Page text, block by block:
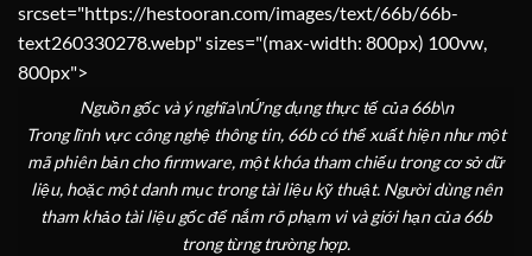
srcset="https://hestooran.com/images/text/66b/66b-
text260330278.webp" sizes="(max-width: 800px) 100vw,
800px">
Nguồn gốc và ý nghĩa\nỨng dụng thực tế của 66b\n
Trong lĩnh vực công nghệ thông tin, 66b có thể xuất hiện như một
mã phiên bản cho firmware, một khóa tham chiếu trong cơ sở dữ
liệu, hoặc một danh mục trong tài liệu kỹ thuật. Người dùng nên
tham khảo tài liệu gốc để nắm rõ phạm vi và giới hạn của 66b
trong từng trường hợp.